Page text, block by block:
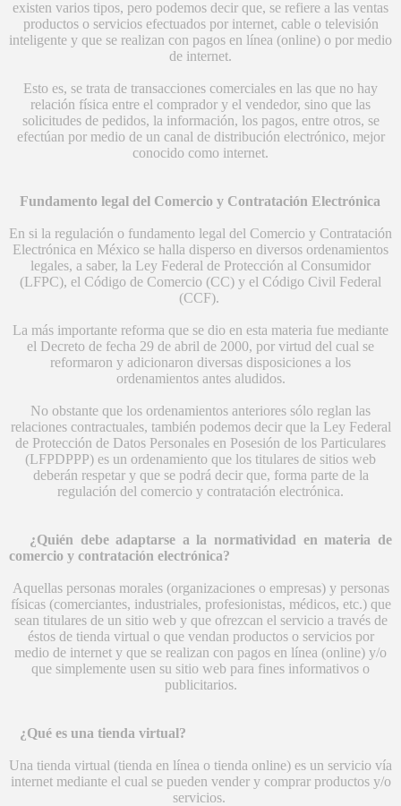
existen varios tipos, pero podemos decir que, se refiere a las ventas
productos o servicios efectuados por internet, cable o televisión
inteligente y que se realizan con pagos en línea (online) o por medio
de internet.
Esto es, se trata de transacciones comerciales en las que no hay
relación física entre el comprador y el vendedor, sino que las
solicitudes de pedidos, la información, los pagos, entre otros, se
efectúan por medio de un canal de distribución electrónico, mejor
conocido como internet.
Fundamento legal del Comercio y Contratación Electrónica
En si la regulación o fundamento legal del Comercio y Contratación
Electrónica en México se halla disperso en diversos ordenamientos
legales, a saber, la Ley Federal de Protección al Consumidor
(LFPC), el Código de Comercio (CC) y el Código Civil Federal
(CCF).
La más importante reforma que se dio en esta materia fue mediante
el Decreto de fecha 29 de abril de 2000, por virtud del cual se
reformaron y adicionaron diversas disposiciones a los
ordenamientos antes aludidos.
No obstante que los ordenamientos anteriores sólo reglan las
relaciones contractuales, también podemos decir que la Ley Federal
de Protección de Datos Personales en Posesión de los Particulares
(LFPDPPP) es un ordenamiento que los titulares de sitios web
deberán respetar y que se podrá decir que, forma parte de la
regulación del comercio y contratación electrónica.
¿Quién debe adaptarse a la normatividad en materia de
comercio y contratación electrónica?
Aquellas personas morales (organizaciones o empresas) y personas
físicas (comerciantes, industriales, profesionistas, médicos, etc.) que
sean titulares de un sitio web y que ofrezcan el servicio a través de
éstos de tienda virtual o que vendan productos o servicios por
medio de internet y que se realizan con pagos en línea (online) y/o
que simplemente usen su sitio web para fines informativos o
publicitarios.
¿Qué es una tienda virtual?
Una tienda virtual (tienda en línea o tienda online) es un servicio vía
internet mediante el cual se pueden vender y comprar productos y/o
servicios.